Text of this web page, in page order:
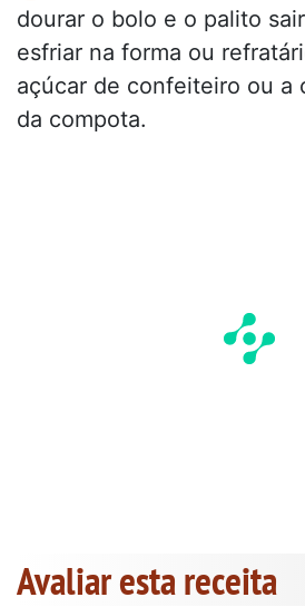
dourar o bolo e o palito
esfriar na forma ou
açúcar de confeiteiro ou a
da compota.
Avaliar esta receita